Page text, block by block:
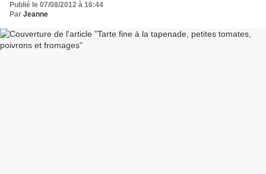
Publié le 07/08/2012 à 16:44
Par Jeanne